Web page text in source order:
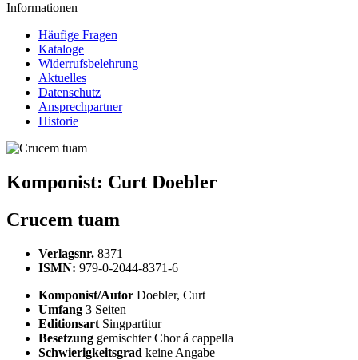
Informationen
Häufige Fragen
Kataloge
Widerrufsbelehrung
Aktuelles
Datenschutz
Ansprechpartner
Historie
Komponist: Curt Doebler
Crucem tuam
Verlagsnr. 8371
ISMN: 979-0-2044-8371-6
Komponist/Autor Doebler, Curt
Umfang 3 Seiten
Editionsart Singpartitur
Besetzung gemischter Chor á cappella
Schwierigkeitsgrad keine Angabe